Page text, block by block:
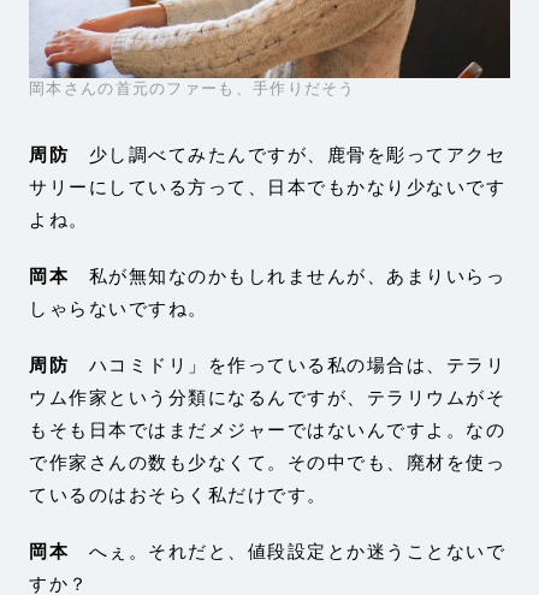
岡本さんの首元のファーも、手作りだそう
周防 少し調べてみたんですが、鹿骨を彫ってアクセ
サリーにしている方って、日本でもかなり少ないです
よね。
岡本 私が無知なのかもしれませんが、あまりいらっ
しゃらないですね。
周防 ハコミドリ」を作っている私の場合は、テラリ
ウム作家という分類になるんですが、テラリウムがそ
もそも日本ではまだメジャーではないんですよ。なの
で作家さんの数も少なくて。その中でも、廃材を使っ
ているのはおそらく私だけです。
岡本 へぇ。それだと、値段設定とか迷うことないで
すか？